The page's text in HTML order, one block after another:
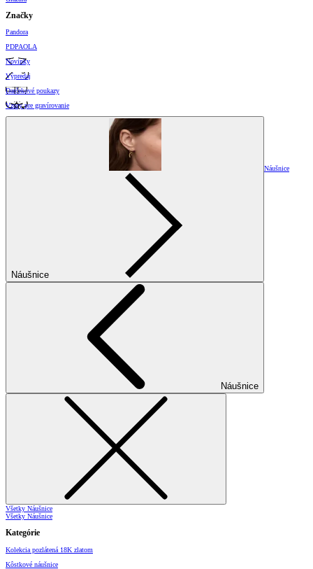
Značky
Pandora
PDPAOLA
Novinky
Výpredaj
Darčekové poukazy
Vzory pre gravírovanie
Náušnice
Náušnice
Náušnice
Všetky Náušnice
Všetky Náušnice
Kategórie
Kolekcia pozlátená 18K zlatom
Kôstkové náušnice